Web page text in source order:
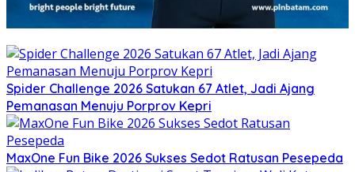
Spider Challenge 2026 Satukan 67 Atlet, Jadi Ajang
Pemanasan Menuju Porprov Kepri
MaxOne Fun Bike 2026 Sukses Sedot Ratusan Pesepeda